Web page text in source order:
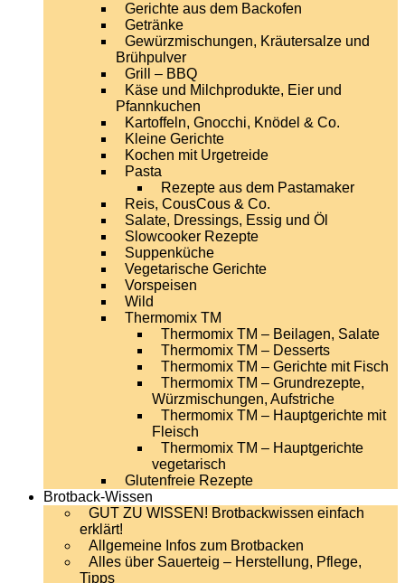
Gerichte aus dem Backofen
Getränke
Gewürzmischungen, Kräutersalze und
Brühpulver
Grill – BBQ
Käse und Milchprodukte, Eier und
Pfannkuchen
Kartoffeln, Gnocchi, Knödel & Co.
Kleine Gerichte
Kochen mit Urgetreide
Pasta
Rezepte aus dem Pastamaker
Reis, CousCous & Co.
Salate, Dressings, Essig und Öl
Slowcooker Rezepte
Suppenküche
Vegetarische Gerichte
Vorspeisen
Wild
Thermomix TM
Thermomix TM – Beilagen, Salate
Thermomix TM – Desserts
Thermomix TM – Gerichte mit Fisch
Thermomix TM – Grundrezepte,
Würzmischungen, Aufstriche
Thermomix TM – Hauptgerichte mit
Fleisch
Thermomix TM – Hauptgerichte
vegetarisch
Glutenfreie Rezepte
Brotback-Wissen
GUT ZU WISSEN! Brotbackwissen einfach
erklärt!
Allgemeine Infos zum Brotbacken
Alles über Sauerteig – Herstellung, Pflege,
Tipps